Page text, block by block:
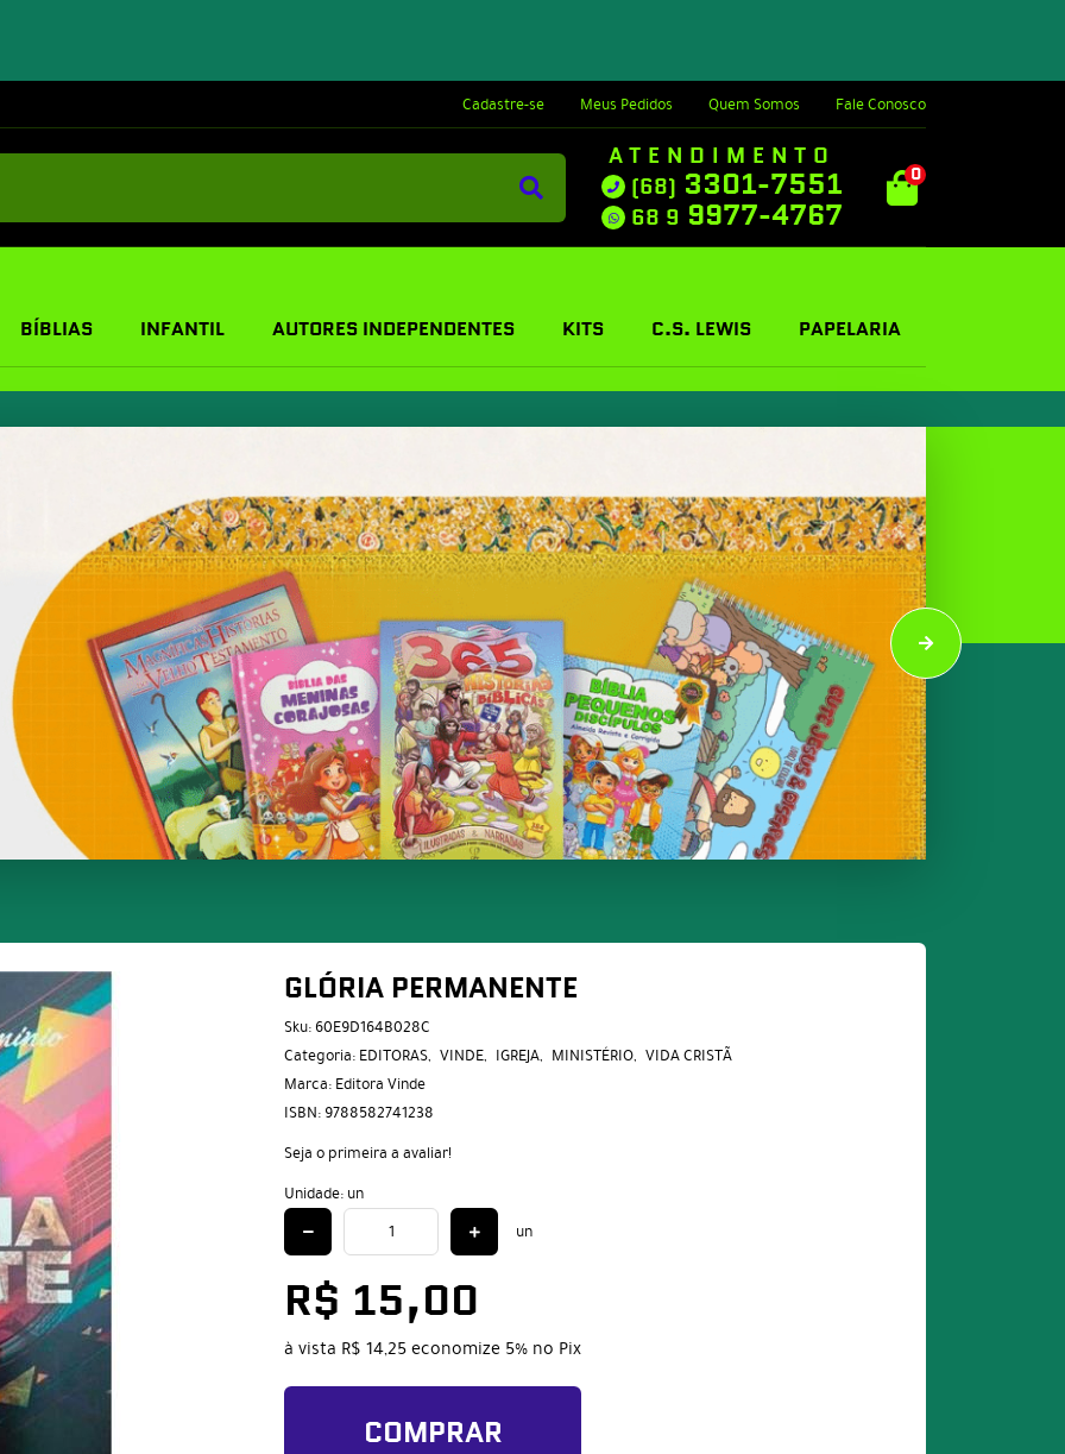
Cadastre-se Meus Pedidos Quem Somos Fale Conosco
ATENDIMENTO
(68) 3301-7551
68 9 9977-4767
0
BÍBLIAS INFANTIL AUTORES INDEPENDENTES KITS C.S. LEWIS PAPELARIA
GLÓRIA PERMANENTE
Sku: 60E9D164B028C
Categoria: EDITORAS VINDE IGREJA MINISTÉRIO VIDA CRISTÃ
Marca: Editora Vinde
ISBN: 9788582741238
Seja o primeira a avaliar!
Unidade: un
un
R$ 15,00
à vista R$ 14,25economize 5% no Pix
COMPRAR